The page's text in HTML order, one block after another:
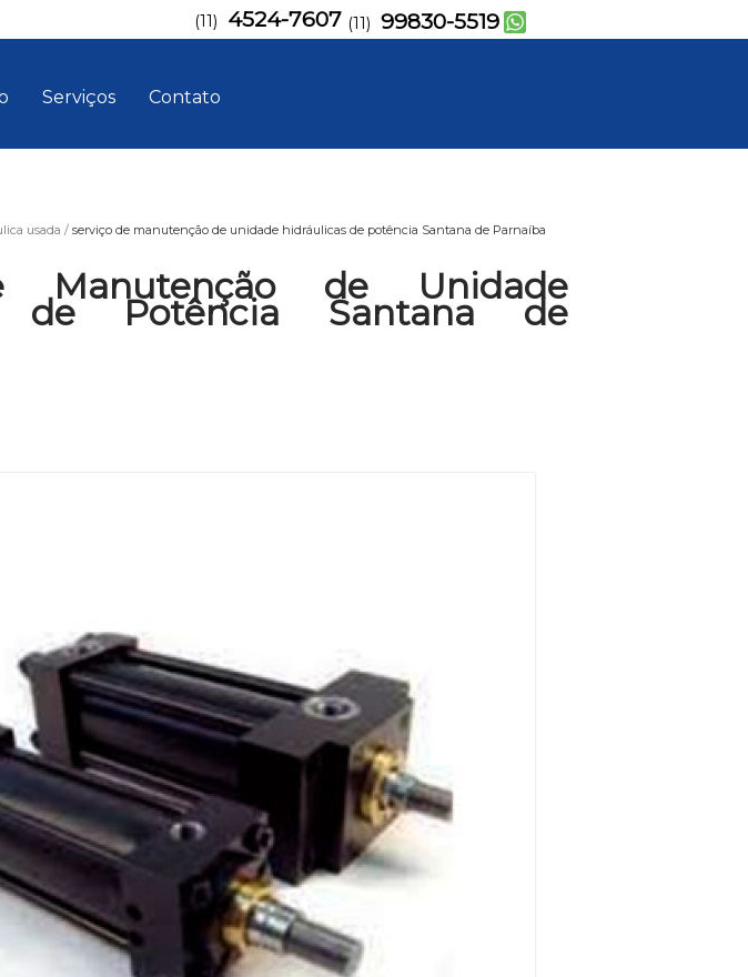
Serviços Contato
(11) 4524-7607 (11) 99830-5519
usada serviço de manutenção de unidade hidráulicas de potência Santana de Parnaíba
Manutenção de Unidade
de Potência Santana de